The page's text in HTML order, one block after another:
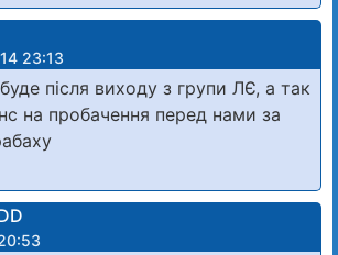
23:13
буде після виходу з групи ЛЄ, а так
на пробачення перед нами за